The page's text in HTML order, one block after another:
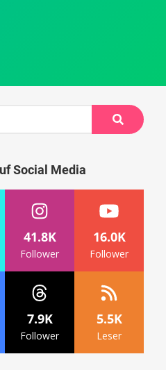
Suche
Social Media
41.8K
Follower
16.0K
Follower
7.9K
Follower
5.5K
Leser